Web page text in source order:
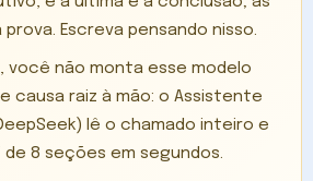
Escreva pensando nisso.
você não monta esse modelo
causa raiz à mão: o Assistente
lê o chamado inteiro e
de 8 seções em segundos.